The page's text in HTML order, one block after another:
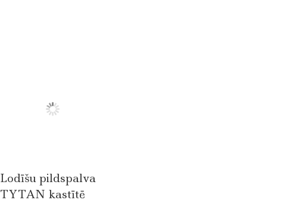
Lodīšu pildspalva
TYTAN kastītē